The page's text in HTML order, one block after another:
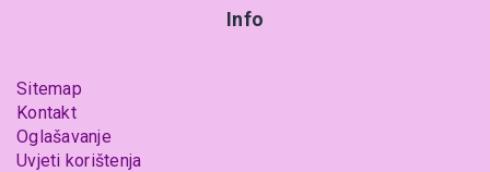
Info
Sitemap
Kontakt
Oglašavanje
Uvjeti korištenja